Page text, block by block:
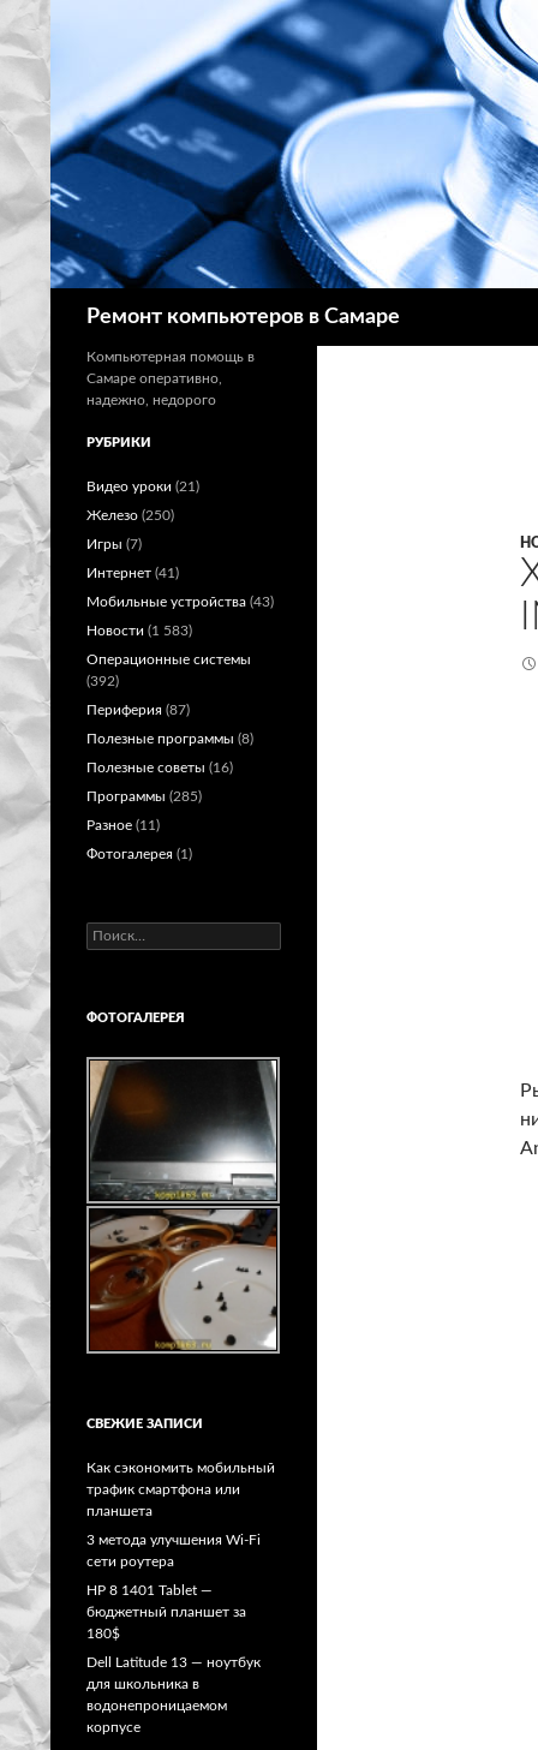
Ремонт компьютеров в Самаре
Компьютерная помощь в
Самаре оперативно,
надежно, недорого
РУБРИКИ
Видео уроки (21)
Железо (250)
Игры (7)
Интернет (41)
Мобильные устройства (43)
Новости (1 583)
Операционные системы
(392)
Периферия (87)
Полезные программы (8)
Полезные советы (16)
Программы (285)
Разное (11)
Фотогалерея (1)
Найти:
ФОТОГАЛЕРЕЯ
СВЕЖИЕ ЗАПИСИ
Как сэкономить мобильный
трафик смартфона или
планшета
3 метода улучшения Wi-Fi
сети роутера
HP 8 1401 Tablet —
бюджетный планшет за
180$
Dell Latitude 13 — ноутбук
для школьника в
водонепроницаемом
корпусе